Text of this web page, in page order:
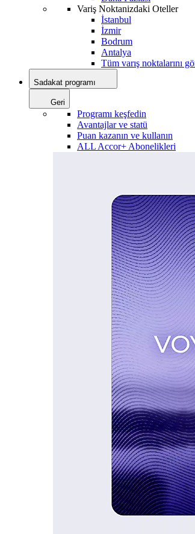
Variş Noktanizdaki Oteller
İstanbul
İzmir
Bodrum
Antalya
Tüm varış noktalarını
Sadakat programı
Geri
Programı keşfedin
Avantajlar ve statü
Puan kazanın ve kullanın
ALL Accor+ Abonelikleri